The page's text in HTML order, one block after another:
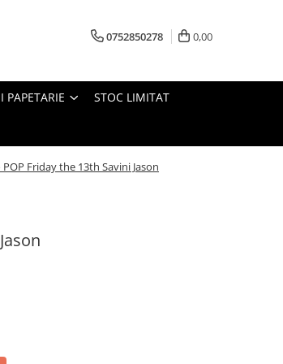
0752850278 0,00
PAPETARIE STOC LIMITAT
Friday the 13th Savini Jason